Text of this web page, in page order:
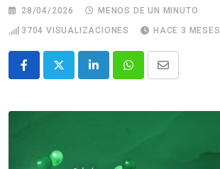
28/04/2026
MENOS DE UN MINUTO
3704 VISUALIZACIONES HACE 3 MESES